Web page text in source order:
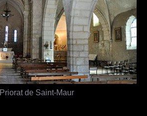
Priorat de Saint-Maur